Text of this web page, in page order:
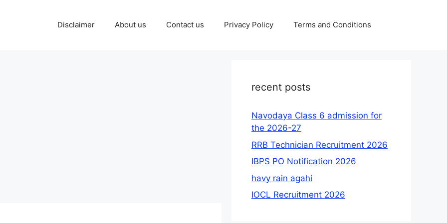
Disclaimer About us Contact us Privacy Policy Terms and Conditions
recent posts
Navodaya Class 6 admission for
the 2026-27
RRB Technician Recruitment 2026
IBPS PO Notification 2026
havy rain agahi
IOCL Recruitment 2026